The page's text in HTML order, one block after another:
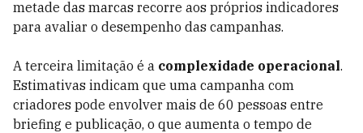
metade das marcas recorre aos próprios indicadores
para avaliar o desempenho das campanhas.
A terceira limitação é a complexidade operacional.
Estimativas indicam que uma campanha com
criadores pode envolver mais de 60 pessoas entre
briefing e publicação, o que aumenta o tempo de